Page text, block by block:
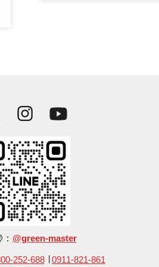
Facebook Instagram
@green-master
252-688∣ 0911-821-861